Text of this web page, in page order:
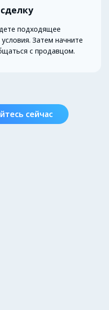
подходящее
Затем начните
с продавцом.
сейчас